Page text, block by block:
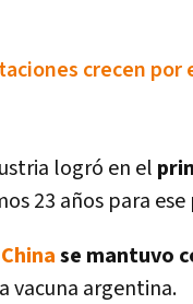
crecen
logró en el
23 años para
Chinase mantuvo
vacuna argentina.